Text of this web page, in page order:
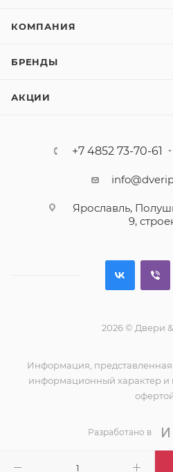
КОМПАНИЯ
БРЕНДЫ
АКЦИИ
+7 4852 73-70-61
Ярославль,
9,
2026 © Двери
Информация, представленная
информационный характер и
Разработано в